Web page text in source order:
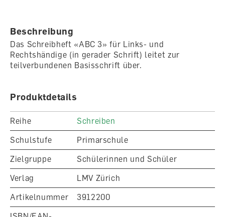
Beschreibung
Das Schreibheft «ABC 3» für Links- und
Rechtshändige (in gerader Schrift) leitet zur
teilverbundenen Basisschrift über.
Produktdetails
Reihe
Schreiben
Schulstufe
Primarschule
Zielgruppe
Schülerinnen und Schüler
Verlag
LMV Zürich
Artikelnummer
3912200